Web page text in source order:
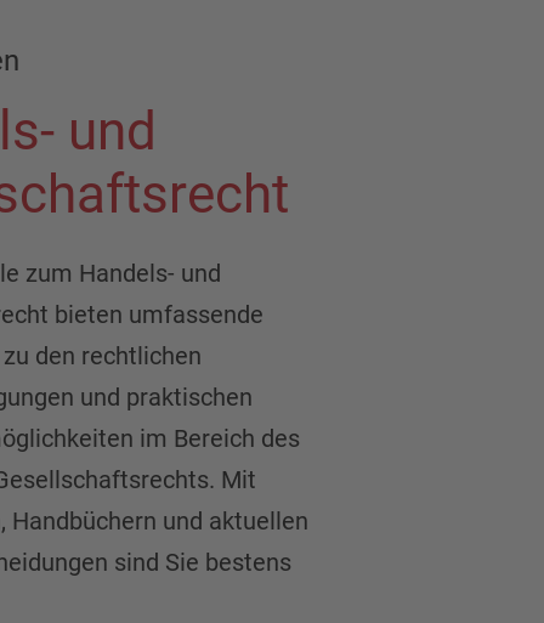
und
zum Handels- und
bieten umfassende
den rechtlichen
und praktischen
im Bereich des
Mit
Handbüchern und aktuellen
sind Sie bestens